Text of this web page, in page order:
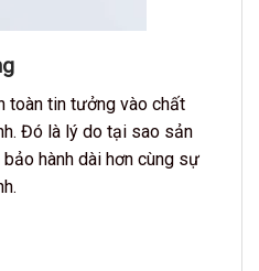
toàn tin tưởng vào chất
Đó là lý do tại sao sản
hành dài hơn cùng sự